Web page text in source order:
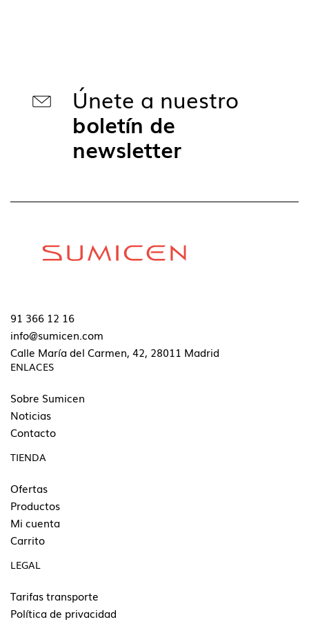
Únete a nuestro
boletín de
newsletter
91 366 12 16
info@sumicen.com
Calle María del Carmen, 42, 28011 Madrid
ENLACES
Sobre Sumicen
Noticias
Contacto
TIENDA
Ofertas
Productos
Mi cuenta
Carrito
LEGAL
Tarifas transporte
Política de privacidad